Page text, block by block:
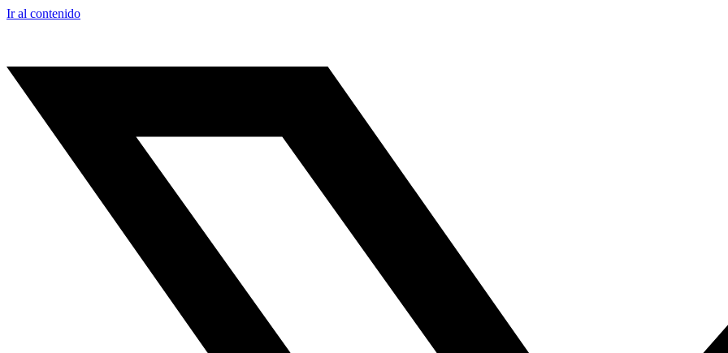
Ir al contenido